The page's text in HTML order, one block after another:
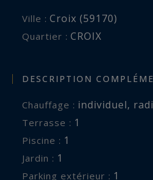
Ville : Croix (59170)
Quartier : CROIX
DESCRIPTION
Chauffage : individuel,
terrasse : 1
piscine : 1
jardin : 1
parking extérieur : 1